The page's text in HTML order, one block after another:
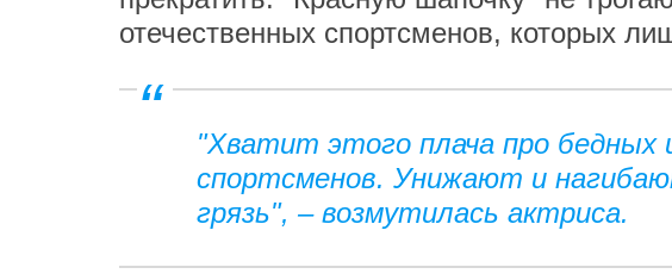
отечественных спортсменов, которых
"Хватит этого плача про бедных
спортсменов. Унижают и
грязь", – возмутилась актриса.